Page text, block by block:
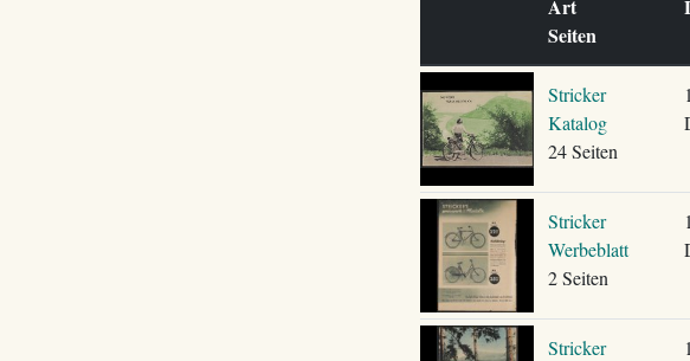
Art
Seiten
Stricker
Katalog
24 Seiten
Stricker
Werbeblatt
2 Seiten
Stricker